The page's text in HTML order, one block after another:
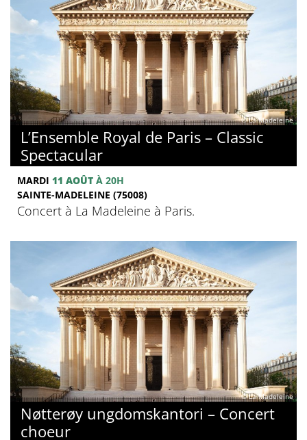
© La Madeleine
L’Ensemble Royal de Paris – Classic
Spectacular
MARDI 11 AOÛT À 20H
SAINTE-MADELEINE (75008)
Concert à La Madeleine à Paris.
© La Madeleine
Nøtterøy ungdomskantori – Concert
choeur